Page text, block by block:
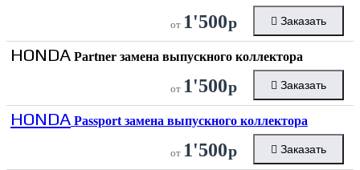
от 1'500р Заказать
HONDA Partner замена выпускного коллектора
от 1'500р Заказать
HONDA Passport замена выпускного коллектора
от 1'500р Заказать